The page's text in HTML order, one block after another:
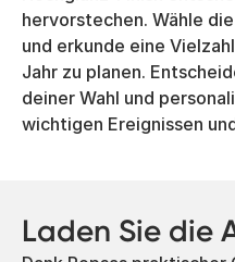
hervorstechen. Wähle
und erkunde eine
Jahr zu planen.
deiner Wahl und
wichtigen Ereignissen
Laden Sie die